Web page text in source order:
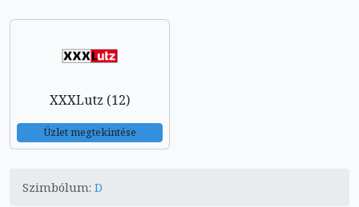
XXXLutz (12)
Üzlet megtekintése
Szimbólum: D